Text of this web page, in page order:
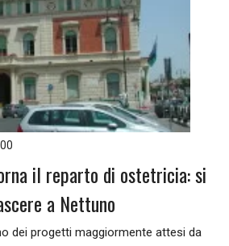
il reparto di ostetricia: si
a Nettuno
dei progetti maggiormente attesi da